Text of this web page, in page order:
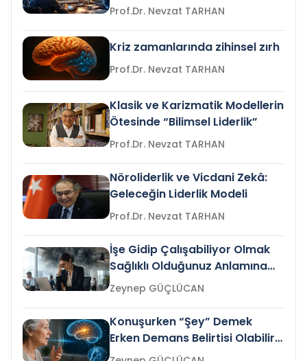
Prof.Dr. Nevzat TARHAN
Kriz zamanlarında zihinsel zırh
Prof.Dr. Nevzat TARHAN
Klasik ve Karizmatik Modellerin
Ötesinde “Bilimsel Liderlik”
Prof.Dr. Nevzat TARHAN
Nöroliderlik ve Vicdani Zekâ:
Geleceğin Liderlik Modeli
Prof.Dr. Nevzat TARHAN
İşe Gidip Çalışabiliyor Olmak
Sağlıklı Olduğunuz Anlamına
Gelir mi?Zeynep GÜÇLÜCAN
Konuşurken “Şey” Demek
Erken Demans Belirtisi Olabilir
mi?